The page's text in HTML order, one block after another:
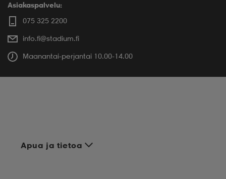
Asiakaspalvelu:
075 325 2200
info.fi@stadium.fi
Maanantai-perjantai 10.00-14.00
Apua ja tietoa